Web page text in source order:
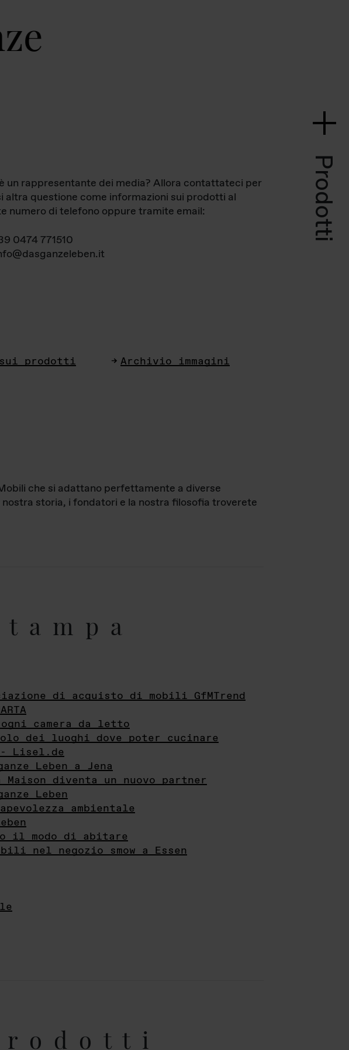
nz
Prodotti
un rappresentante dei media? Allora contattateci per
altra questione come informazioni sui prodotti al
numero di telefono oppure tramite email:
0474 771510
prodotti Archivio immagini
che si adattano perfettamente a diverse
storia, i fondatori e la nostra filosofia troverete
di acquisto di mobili GfMTrend
ogni camera da letto
solo dei luoghi dove poter cucinare
- Lisel.de
Leben a Jena
Maison diventa un nuovo partner
Leben
ambientale
il modo di abitare
nel negozio smow a Essen